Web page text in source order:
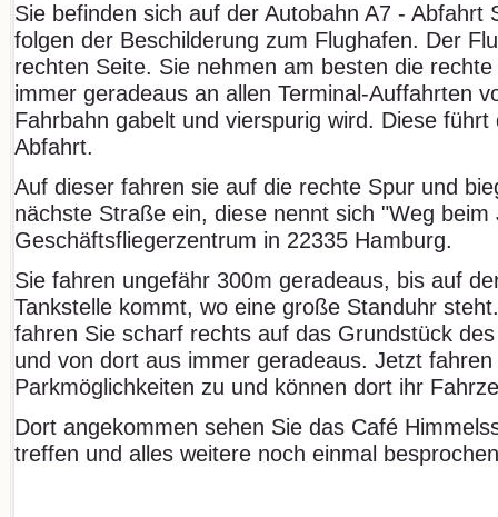
Sie befinden sich auf der Autobahn A7 - Abfahrt
folgen der Beschilderung zum Flughafen. Der
rechten Seite. Sie nehmen am besten die
immer geradeaus an allen Terminal-Auffahrten
Fahrbahn gabelt und vierspurig wird. Diese
Abfahrt.
Auf dieser fahren sie auf die rechte Spur und
nächste Straße ein, diese nennt sich "Weg
Geschäftsfliegerzentrum in 22335 Hamburg.
Sie fahren ungefähr 300m geradeaus, bis auf
Tankstelle kommt, wo eine große Standuhr
fahren Sie scharf rechts auf das Grundstück
und von dort aus immer geradeaus. Jetzt
Parkmöglichkeiten zu und können dort ihr
Dort angekommen sehen Sie das Café
treffen und alles weitere noch einmal